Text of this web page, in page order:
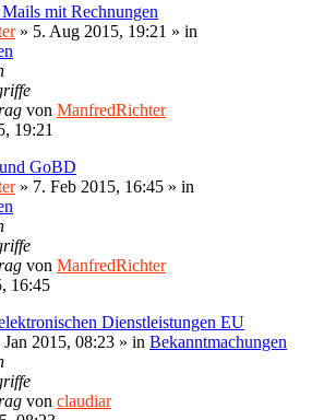
mit Rechnungen
» 5. Aug 2015, 19:21 » in
von ManfredRichter
19:21
GoBD
» 7. Feb 2015, 16:45 » in
von ManfredRichter
16:45
Dienstleistungen EU
Jan 2015, 08:23 » in Bekanntmachungen
von claudiar